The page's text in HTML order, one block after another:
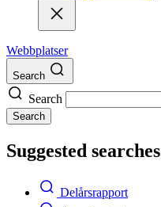
Webbplatser
Search
Search
Search
Suggested searches
Delårsrapport